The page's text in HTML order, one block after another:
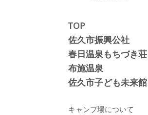
TOP
佐久市振興公社
春日温泉もちづき荘
布施温泉
佐久市子ども未来館
キャンプ場について